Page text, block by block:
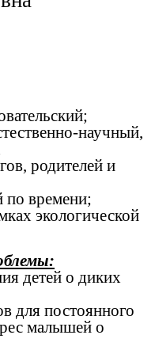
научный,
родителей и
по времени;
экологической
детей о диких
для постоянного
малышей о